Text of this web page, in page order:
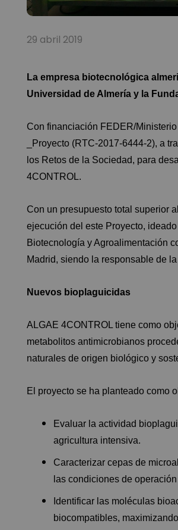
29 abril 2019
La empresa biotecnológica
Universidad de Almería y la
Con financiación FEDER/
_Proyecto (RTC-2017-6444-2), a
los Retos de la Sociedad, para
4CONTROL.
Con un presupuesto total superior
ejecución del este Proyecto,
Biotecnología y Agroalimentación
Madrid, siendo la responsable de
Nuevos bioplaguicidas
ALGAE 4CONTROL tiene como
metabolitos antimicrobianos
naturales de origen biológico y
El proyecto se ha planteado como
Evaluar la actividad
agricultura intensiva.
Caracterizar cepas de
las condiciones de
Identificar las moléculas
biocompatibles,